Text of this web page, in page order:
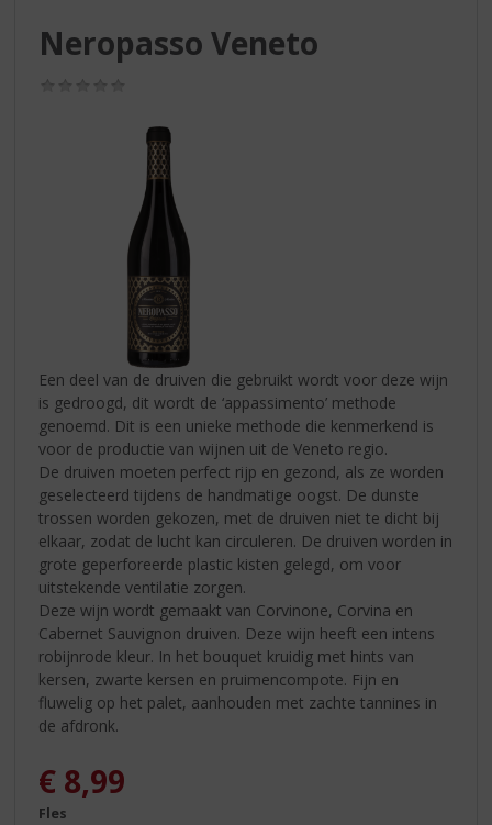
Neropasso Veneto
Een deel van de druiven die gebruikt wordt voor deze wijn
is gedroogd, dit wordt de ‘appassimento’ methode
genoemd. Dit is een unieke methode die kenmerkend is
voor de productie van wijnen uit de Veneto regio.
De druiven moeten perfect rijp en gezond, als ze worden
geselecteerd tijdens de handmatige oogst. De dunste
trossen worden gekozen, met de druiven niet te dicht bij
elkaar, zodat de lucht kan circuleren. De druiven worden in
grote geperforeerde plastic kisten gelegd, om voor
uitstekende ventilatie zorgen.
Deze wijn wordt gemaakt van Corvinone, Corvina en
Cabernet Sauvignon druiven. Deze wijn heeft een intens
robijnrode kleur. In het bouquet kruidig met hints van
kersen, zwarte kersen en pruimencompote. Fijn en
fluwelig op het palet, aanhouden met zachte tannines in
de afdronk.
€ 8,99
Fles